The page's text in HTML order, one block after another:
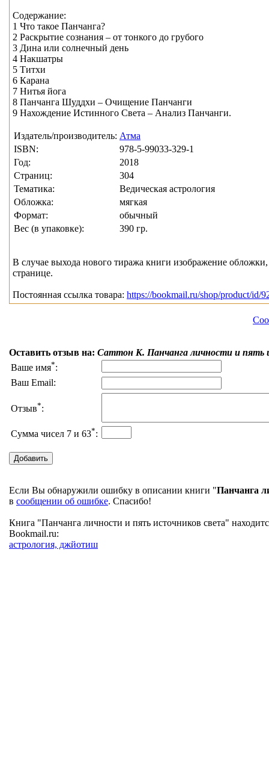
Содержание:
1 Что такое Панчанга?
2 Раскрытие сознания – от тонкого до грубого
3 Дина или солнечный день
4 Накшатры
5 Титхи
6 Карана
7 Нитья йога
8 Панчанга Шуддхи – Очищение Панчанги
9 Нахождение Истинного Света – Анализ Панчанги.
Издатель/производитель: Атма
ISBN:
978-5-99033-329-1
Год:
2018
Страниц:
304
Тематика:
Ведическая астрология
Обложка:
мягкая
Формат:
обычный
Вес (в упаковке):
390 гр.
В случае выхода нового тиража книги изображение
странице.
Постоянная ссылка товара: https://bookmail.ru/shop/product/id/
Оставить отзыв на: Саттон К. Панчанга личности и пять
Ваше имя*:
Ваш Email:
Отзыв*:
Сумма чисел 7 и 63*:
Если Вы обнаружили ошибку в описании книги "Панчанга
в сообщении об ошибке. Спасибо!
Книга "Панчанга личности и пять источников света"
Bookmail.ru:
астрология, джйотиш